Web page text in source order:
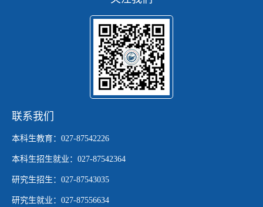
联系我们
本科生教育：027-87542226
本科生招生就业：027-87542364
研究生招生：027-87543035
研究生就业：027-87556634